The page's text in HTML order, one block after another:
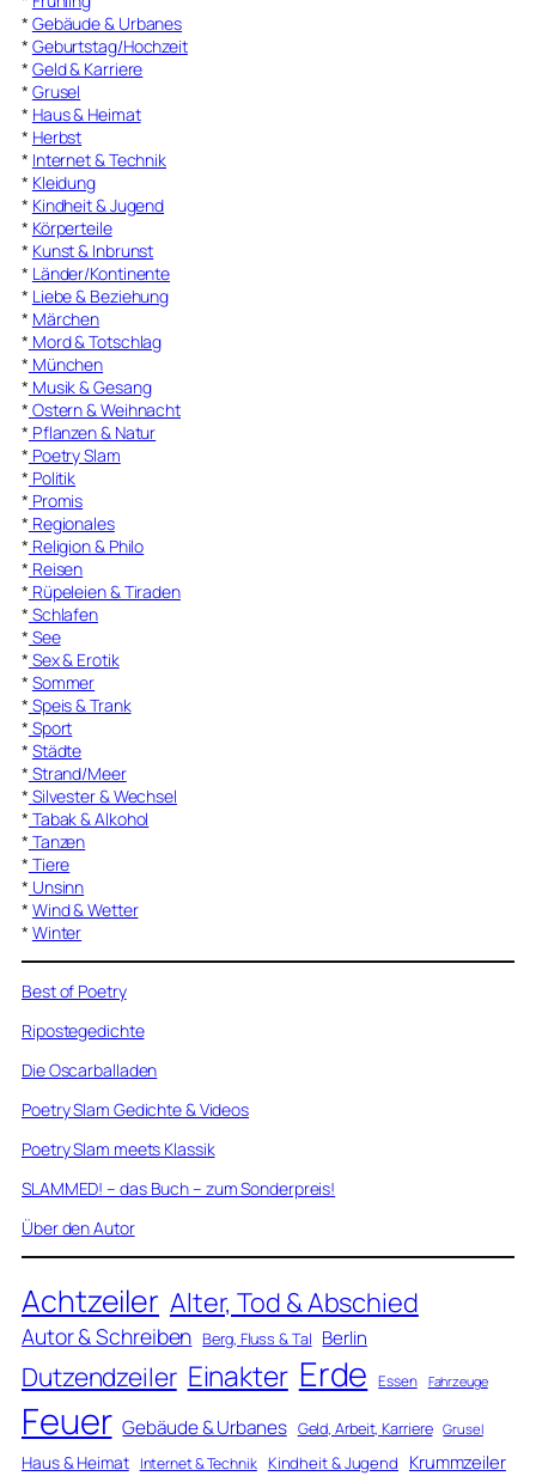
* Gebäude & Urbanes
* Geburtstag/Hochzeit
* Geld & Karriere
* Grusel
* Haus & Heimat
* Herbst
* Internet & Technik
* Kleidung
* Kindheit & Jugend
* Körperteile
* Kunst & Inbrunst
* Länder/Kontinente
* Liebe & Beziehung
* Märchen
* Mord & Totschlag
* München
* Musik & Gesang
* Ostern & Weihnacht
* Pflanzen & Natur
* Poetry Slam
* Politik
* Promis
* Regionales
* Religion & Philo
* Reisen
* Rüpeleien & Tiraden
* Schlafen
* See
* Sex & Erotik
* Sommer
* Speis & Trank
* Sport
* Städte
* Strand/Meer
* Silvester & Wechsel
* Tabak & Alkohol
* Tanzen
* Tiere
* Unsinn
* Wind & Wetter
* Winter
Best of Poetry
Ripostegedichte
Die Oscarballaden
Poetry Slam Gedichte & Videos
Poetry Slam meets Klassik
SLAMMED! – das Buch – zum Sonderpreis!
Über den Autor
Achtzeiler Alter, Tod & Abschied
Autor & Schreiben Berg, Fluss & Tal Berlin
Dutzendzeiler Einakter Erde Essen Fahrzeuge
Feuer Gebäude & Urbanes Geld, Arbeit, Karriere Grusel
Haus & Heimat Internet & Technik Kindheit & Jugend Krummzeiler